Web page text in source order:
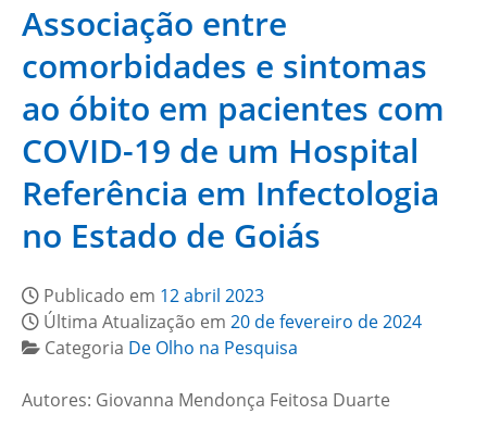
Associação entre
comorbidades e sintomas
ao óbito em pacientes com
COVID-19 de um Hospital
Referência em Infectologia
no Estado de Goiás
Publicado em 12 abril 2023
Última Atualização em 20 de fevereiro de 2024
Categoria De Olho na Pesquisa
Autores: Giovanna Mendonça Feitosa Duarte